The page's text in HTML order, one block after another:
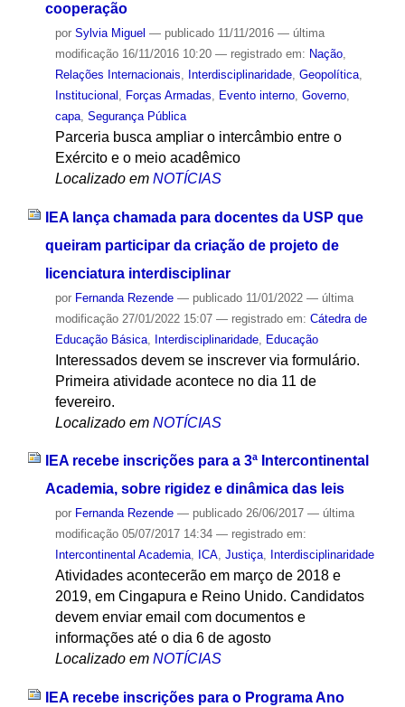
cooperação
por Sylvia Miguel — publicado11/11/2016 — última
modificação16/11/2016 10:20 — registrado em: Nação,
Relações Internacionais, Interdisciplinaridade, Geopolítica,
Institucional , Forças Armadas, Evento interno, Governo,
capa, Segurança Pública
Parceria busca ampliar o intercâmbio entre o
Exército e o meio acadêmico
Localizado em NOTÍCIAS
IEA lança chamada para docentes da USP que
queiram participar da criação de projeto de
licenciatura interdisciplinar
por Fernanda Rezende — publicado11/01/2022 — última
modificação27/01/2022 15:07 — registrado em: Cátedra de
Educação Básica, Interdisciplinaridade, Educação
Interessados devem se inscrever via formulário.
Primeira atividade acontece no dia 11 de
fevereiro.
Localizado em NOTÍCIAS
IEA recebe inscrições para a 3ª Intercontinental
Academia, sobre rigidez e dinâmica das leis
por Fernanda Rezende — publicado26/06/2017 — última
modificação05/07/2017 14:34 — registrado em:
Intercontinental Academia, ICA, Justiça, Interdisciplinaridade
Atividades acontecerão em março de 2018 e
2019, em Cingapura e Reino Unido. Candidatos
devem enviar email com documentos e
informações até o dia 6 de agosto
Localizado em NOTÍCIAS
IEA recebe inscrições para o Programa Ano